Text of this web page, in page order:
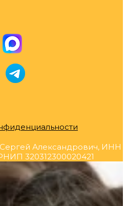
Александрович, ИНН
320312300020421